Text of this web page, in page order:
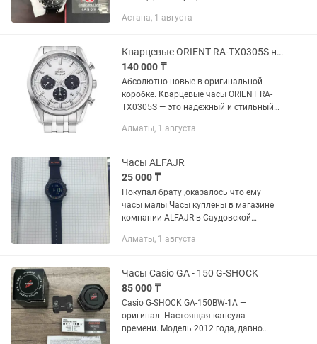
уже знаете, что швейцарские часовые
Астана, 1 августа
Кварцевые ORIENT RA-TX0305S нержавеющая сталь
140 000 ₸
Абсолютно-новые в оригинальной
коробке. Кварцевые часы ORIENT RA-
TX0305S — это надежный и стильный
сочетающий в себе японское качество
Алматы, 1 августа
Часы ALFAJR
25 000 ₸
Покупал брату ,оказалось что ему
часы малы Часы куплены в магазине
компании ALFAJR в Саудовской
чеки , покупал за 190 саудовских
Алматы, 1 августа
Часы Casio GA - 150 G-SHOCK
85 000 ₸
Casio G-SHOCK GA-150BW-1A —
оригинал. Настоящая капсула
времени. Модель 2012 года, давно